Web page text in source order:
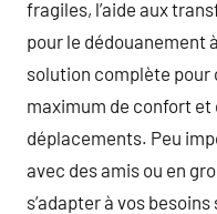
fragiles, l’aide aux
pour le dédouanement
solution complète pour
maximum de confort et
déplacements. Peu
avec des amis ou en
s’adapter à vos